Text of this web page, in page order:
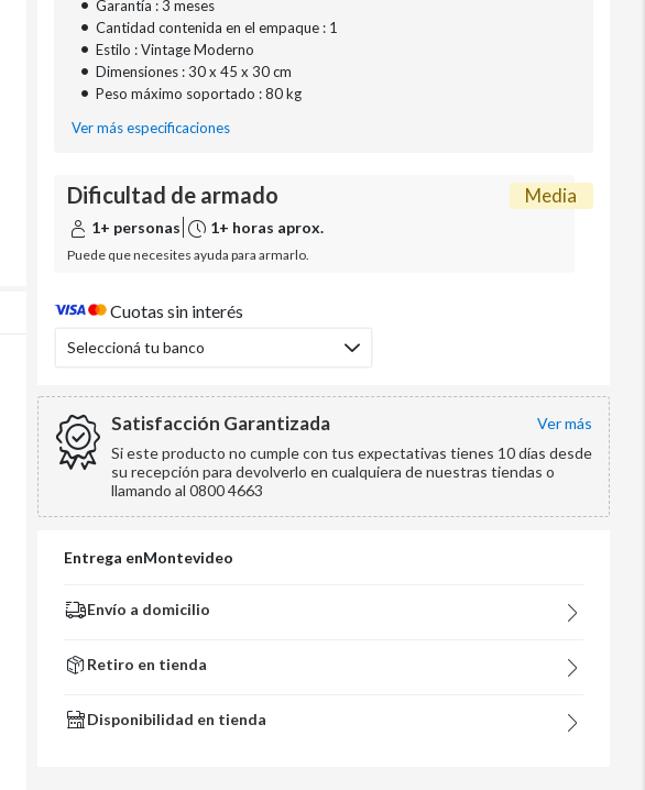
Garantía : 3 meses
• Cantidad contenida en el empaque : 1
• Estilo : Vintage Moderno
• Dimensiones : 30 x 45 x 30 cm
• Peso máximo soportado : 80 kg
Ver más especificaciones
Dificultad de armado Media
1+ personas 1+ horas aprox.
Puede que necesites ayuda para armarlo.
Cuotas sin interés
Seleccioná tu banco
Satisfacción Garantizada
ver más
Si este producto no cumple con tus expectativas tienes 10 días desde
su recepción para devolverlo en cualquiera de nuestras tiendas o
llamando al 0800 4663
Entrega enMontevideo
Envío a domicilio
Retiro en tienda
Disponibilidad en tienda